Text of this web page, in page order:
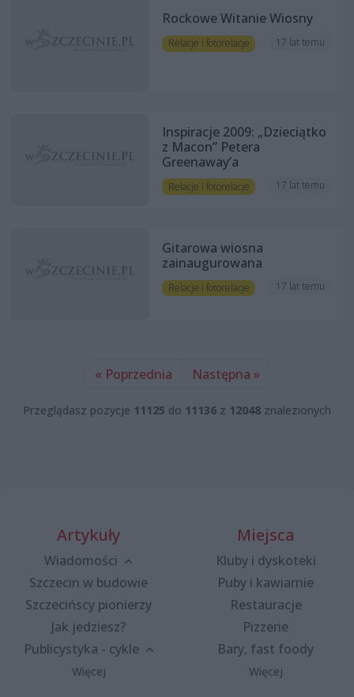
Rockowe Witanie Wiosny
Relacje i fotorelacje 17 lat temu
Inspiracje 2009: „Dzieciątko
z Macon” Petera
Greenaway’a
Relacje i fotorelacje 17 lat temu
Gitarowa wiosna
zainaugurowana
Relacje i fotorelacje 17 lat temu
« Poprzednia Następna »
Przeglądasz pozycje 11125 do 11136 z 12048 znalezionych
Artykuły
Wiadomości
Szczecin w budowie
Szczecińscy pionierzy
Jak jedziesz?
Publicystyka - cykle
Więcej
Miejsca
Kluby i dyskoteki
Puby i kawiarnie
Restauracje
Pizzerie
Bary, fast foody
Więcej